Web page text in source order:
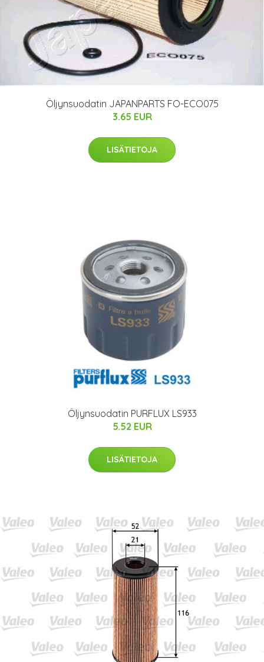
Öljynsuodatin JAPANPARTS FO-ECO075
3.65 EUR
LISÄTIETOJA
Öljynsuodatin PURFLUX LS933
5.52 EUR
LISÄTIETOJA